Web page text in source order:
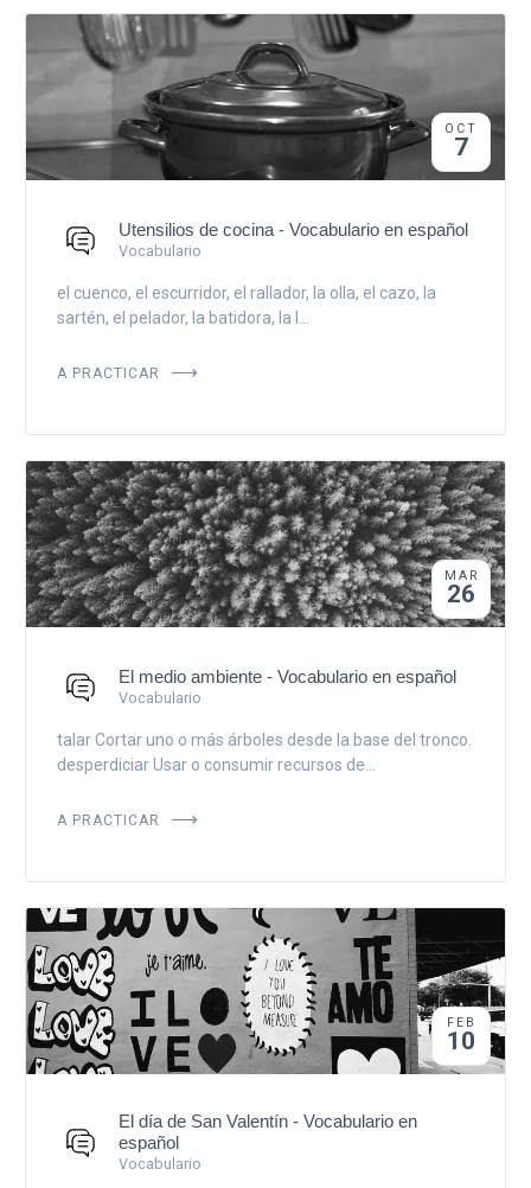
OCT
7
Utensilios de cocina - Vocabulario en español
Vocabulario
el cuenco, el escurridor, el rallador, la olla, el cazo, la
sartén, el pelador, la batidora, la l...
A PRACTICAR
MAR
26
El medio ambiente - Vocabulario en español
Vocabulario
talar Cortar uno o más árboles desde la base del tronco.
desperdiciar Usar o consumir recursos de...
A PRACTICAR
FEB
10
El día de San Valentín - Vocabulario en
español
Vocabulario